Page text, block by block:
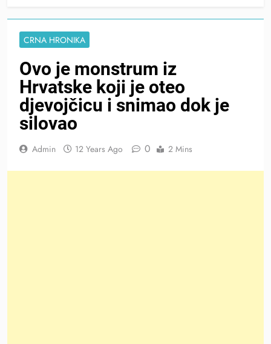
CRNA HRONIKA
Ovo je monstrum iz
Hrvatske koji je oteo
djevojčicu i snimao dok je
silovao
Admin 12 Years Ago 0 2 Mins